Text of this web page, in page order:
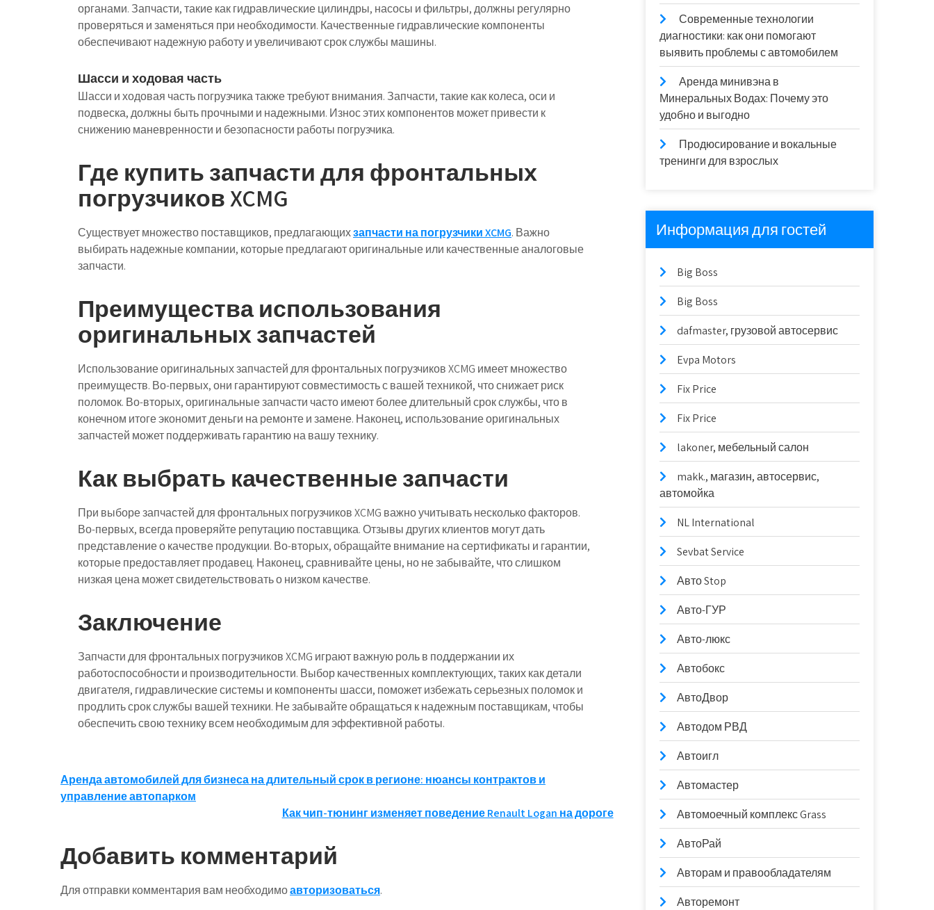
органами. Запчасти, такие как гидравлические цилиндры, насосы и фильтры, должны регулярно
проверяться и заменяться при необходимости. Качественные гидравлические компоненты
обеспечивают надежную работу и увеличивают срок службы машины.
Шасси и ходовая часть
Шасси и ходовая часть погрузчика также требуют внимания. Запчасти, такие как колеса, оси и
подвеска, должны быть прочными и надежными. Износ этих компонентов может привести к
снижению маневренности и безопасности работы погрузчика.
Где купить запчасти для фронтальных
погрузчиков XCMG
Существует множество поставщиков, предлагающихзапчасти на погрузчики XCMG. Важно
выбирать надежные компании, которые предлагают оригинальные или качественные аналоговые
запчасти.
Преимущества использования
оригинальных запчастей
Использование оригинальных запчастей для фронтальных погрузчиков XCMG имеет множество
преимуществ. Во-первых, они гарантируют совместимость с вашей техникой, что снижает риск
поломок. Во-вторых, оригинальные запчасти часто имеют более длительный срок службы, что в
конечном итоге экономит деньги на ремонте и замене. Наконец, использование оригинальных
запчастей может поддерживать гарантию на вашу технику.
Как выбрать качественные запчасти
При выборе запчастей для фронтальных погрузчиков XCMG важно учитывать несколько факторов.
Во-первых, всегда проверяйте репутацию поставщика. Отзывы других клиентов могут дать
представление о качестве продукции. Во-вторых, обращайте внимание на сертификаты и гарантии,
которые предоставляет продавец. Наконец, сравнивайте цены, но не забывайте, что слишком
низкая цена может свидетельствовать о низком качестве.
Заключение
Запчасти для фронтальных погрузчиков XCMG играют важную роль в поддержании их
работоспособности и производительности. Выбор качественных комплектующих, таких как детали
двигателя, гидравлические системы и компоненты шасси, поможет избежать серьезных поломок и
продлить срок службы вашей техники. Не забывайте обращаться к надежным поставщикам, чтобы
обеспечить свою технику всем необходимым для эффективной работы.
Навигация
по
Аренда автомобилей для бизнеса на длительный срок в регионе: нюансы контрактов и
управление автопарком
Как чип-тюнинг изменяет поведение Renault Logan на дороге
Добавить комментарий
Для отправки комментария вам необходимоавторизоваться.
Современные технологии
диагностики: как они помогают
выявить проблемы с автомобилем
Аренда минивэна в
Минеральных Водах: Почему это
удобно и выгодно
Продюсирование и вокальные
тренинги для взрослых
Информация для гостей
Big Boss
Big Boss
dafmaster, грузовой автосервис
Evpa Motors
Fix Price
Fix Price
lakoner, мебельный салон
makk., магазин, автосервис,
автомойка
NL International
Sevbat Service
Авто Stop
Авто-ГУР
Авто-люкс
Автобокс
АвтоДвор
Автодом РВД
Автоигл
Автомастер
Автомоечный комплекс Grass
АвтоРай
Авторам и правообладателям
Авторемонт